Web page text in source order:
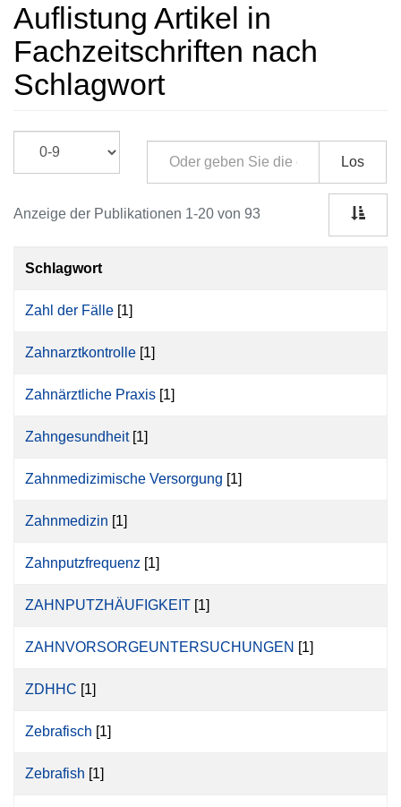
Auflistung Artikel in
Fachzeitschriften nach
Schlagwort
Los
Anzeige der Publikationen 1-20 von 93
Schlagwort
Zahl der Fälle [1]
Zahnarztkontrolle [1]
Zahnärztliche Praxis [1]
Zahngesundheit[1]
Zahnmedizimische Versorgung [1]
Zahnmedizin [1]
Zahnputzfrequenz [1]
ZAHNPUTZHÄUFIGKEIT [1]
ZAHNVORSORGEUNTERSUCHUNGEN [1]
ZDHHC [1]
Zebrafisch [1]
Zebrafish [1]